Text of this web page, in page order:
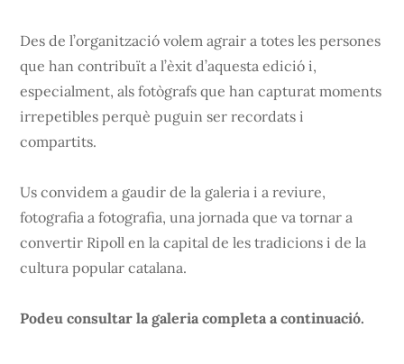
Des de l’organització volem agrair a totes les persones
que han contribuït a l’èxit d’aquesta edició i,
especialment, als fotògrafs que han capturat moments
irrepetibles perquè puguin ser recordats i
compartits.
Us convidem a gaudir de la galeria i a reviure,
fotografia a fotografia, una jornada que va tornar a
convertir Ripoll en la capital de les tradicions i de la
cultura popular catalana.
Podeu consultar la galeria completa a continuació.